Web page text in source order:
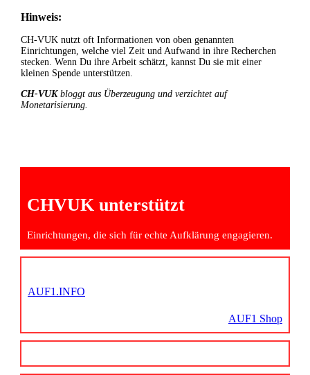
Hinweis:
CH-VUK nutzt oft Informationen von oben genannten
Einrichtungen, welche viel Zeit und Aufwand in ihre Recherchen
stecken. Wenn Du ihre Arbeit schätzt, kannst Du sie mit einer
kleinen Spende unterstützen.
CH-VUKbloggt aus Überzeugung und verzichtet auf
Monetarisierung.
CHVUK unterstützt
Einrichtungen, die sich für echte Aufklärung engagieren.
AUF1.INFO
AUF1 Shop